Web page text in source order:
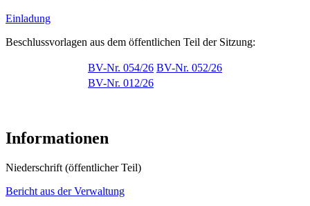
Einladung
Beschlussvorlagen aus dem öffentlichen Teil der Sitzung:
BV-Nr. 054/26 BV-Nr. 052/26
BV-Nr. 012/26
Informationen
Niederschrift (öffentlicher Teil)
Bericht aus der Verwaltung